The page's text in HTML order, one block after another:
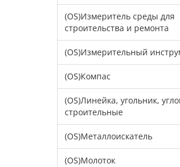
(OS)Измеритель среды для
строительства и ремонта
(OS)Измерительный
(OS)Компас
(OS)Линейка, угольник,
строительные
(OS)Металлоискатель
(OS)Молоток